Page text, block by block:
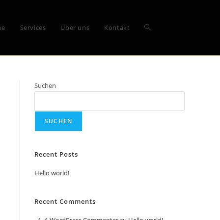
Services Über uns Kontakt
Suchen
SUCHEN
Recent Posts
Hello world!
Recent Comments